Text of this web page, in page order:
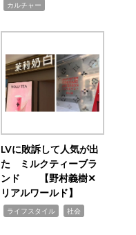
カルチャー
LVに敗訴して人気が出
た ミルクティーブラ
ンド 【野村義樹✕
リアルワールド】
ライフスタイル 社会